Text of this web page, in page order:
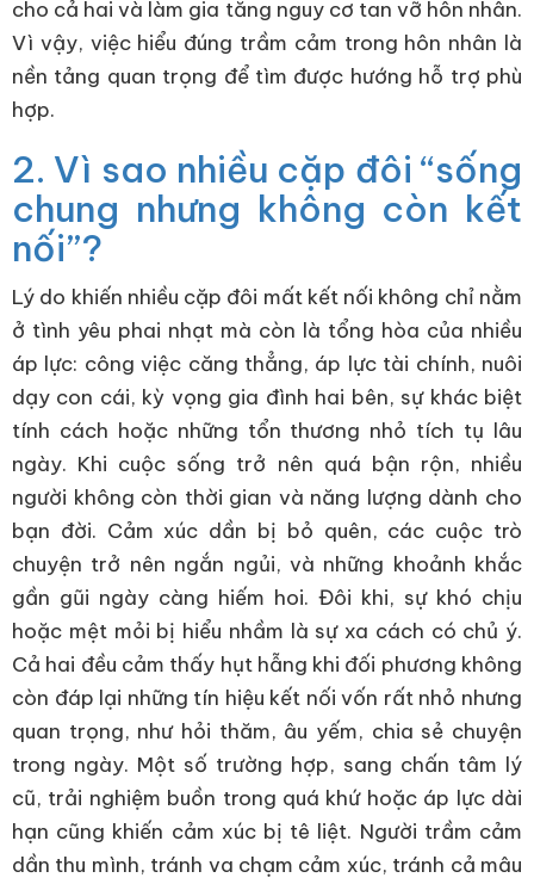
cho cả hai và làm gia tăng nguy cơ tan vỡ hôn nhân.
Vì vậy, việc hiểu đúng trầm cảm trong hôn nhân là
nền tảng quan trọng để tìm được hướng hỗ trợ phù
hợp.
2. Vì sao nhiều cặp đôi “sống
chung nhưng không còn kết
nối”?
Lý do khiến nhiều cặp đôi mất kết nối không chỉ nằm
ở tình yêu phai nhạt mà còn là tổng hòa của nhiều
áp lực: công việc căng thẳng, áp lực tài chính, nuôi
dạy con cái, kỳ vọng gia đình hai bên, sự khác biệt
tính cách hoặc những tổn thương nhỏ tích tụ lâu
ngày. Khi cuộc sống trở nên quá bận rộn, nhiều
người không còn thời gian và năng lượng dành cho
bạn đời. Cảm xúc dần bị bỏ quên, các cuộc trò
chuyện trở nên ngắn ngủi, và những khoảnh khắc
gần gũi ngày càng hiếm hoi. Đôi khi, sự khó chịu
hoặc mệt mỏi bị hiểu nhầm là sự xa cách có chủ ý.
Cả hai đều cảm thấy hụt hẫng khi đối phương không
còn đáp lại những tín hiệu kết nối vốn rất nhỏ nhưng
quan trọng, như hỏi thăm, âu yếm, chia sẻ chuyện
trong ngày. Một số trường hợp, sang chấn tâm lý
cũ, trải nghiệm buồn trong quá khứ hoặc áp lực dài
hạn cũng khiến cảm xúc bị tê liệt. Người trầm cảm
dần thu mình, tránh va chạm cảm xúc, tránh cả mâu